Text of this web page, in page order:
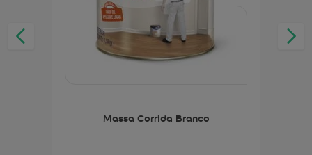
Massa Corrida Branco